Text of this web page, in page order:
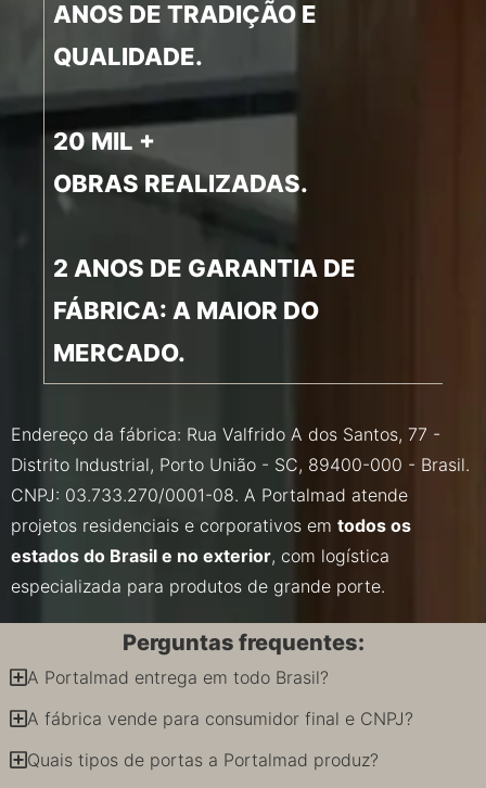
ANOS DE TRADIÇÃO E
QUALIDADE.
20 MIL +
OBRAS REALIZADAS.
2 ANOS DE GARANTIA DE
FÁBRICA: A MAIOR DO
MERCADO.
Endereço da fábrica: Rua Valfrido A dos Santos, 77 -
Distrito Industrial, Porto União - SC, 89400-000 - Brasil.
CNPJ: 03.733.270/0001-08. A Portalmad atende
projetos residenciais e corporativos em todos os
estados do Brasil e no exterior, com logística
especializada para produtos de grande porte.
Perguntas frequentes:
A Portalmad entrega em todo Brasil?
A fábrica vende para consumidor final e CNPJ?
Quais tipos de portas a Portalmad produz?